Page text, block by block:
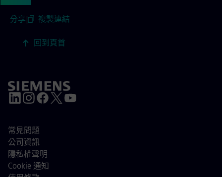
分享| 複製連結
回到頁首
常見問題
公司資訊
隱私權聲明
Cookie 通知